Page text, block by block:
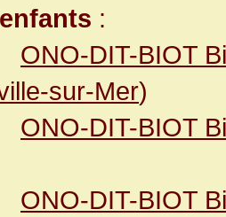
enfants :
ONO-DIT-BIOT
sur-Mer)
ONO-DIT-BIOT
ONO-DIT-BIOT